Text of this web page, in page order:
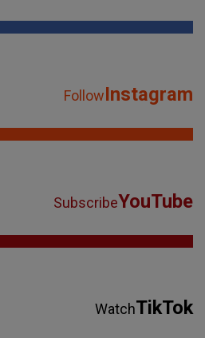
FollowInstagram
SubscribeYouTube
WatchTikTok